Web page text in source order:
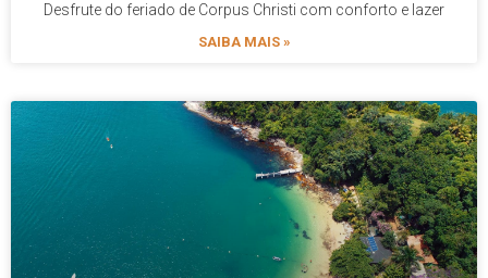
Desfrute do feriado de Corpus Christi com conforto e lazer
SAIBA MAIS »